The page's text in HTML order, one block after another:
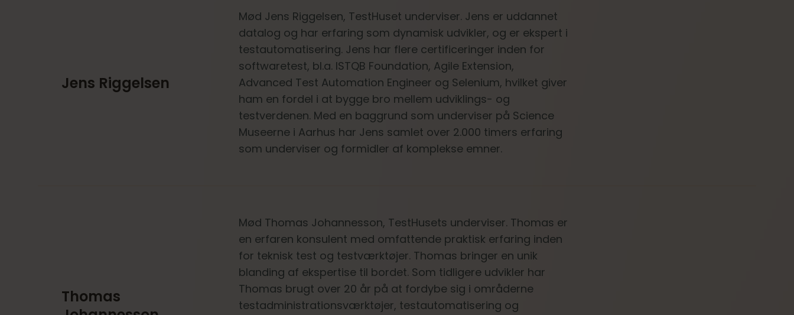
Jens Riggelsen
Mød Jens Riggelsen, TestHuset underviser. Jens er uddannet
datalog og har erfaring som dynamisk udvikler, og er ekspert i
testautomatisering. Jens har flere certificeringer inden for
softwaretest, bl.a. ISTQB Foundation, Agile Extension,
Advanced Test Automation Engineer og Selenium, hvilket giver
ham en fordel i at bygge bro mellem udviklings- og
testverdenen. Med en baggrund som underviser på Science
Museerne i Aarhus har Jens samlet over 2.000 timers erfaring
som underviser og formidler af komplekse emner.
Thomas
Mød Thomas Johannesson, TestHusets underviser. Thomas er
en erfaren konsulent med omfattende praktisk erfaring inden
for teknisk test og testværktøjer. Thomas bringer en unik
blanding af ekspertise til bordet. Som tidligere udvikler har
Thomas brugt over 20 år på at fordybe sig i områderne
testadministrationsværktøjer, testautomatisering og